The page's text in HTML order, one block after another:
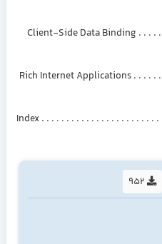
7 Client-Side Data Binding . . . .
8 Rich Internet Applications . . . . .
Index . . . . . . . . . . . . . . . . . . . . . . .
952